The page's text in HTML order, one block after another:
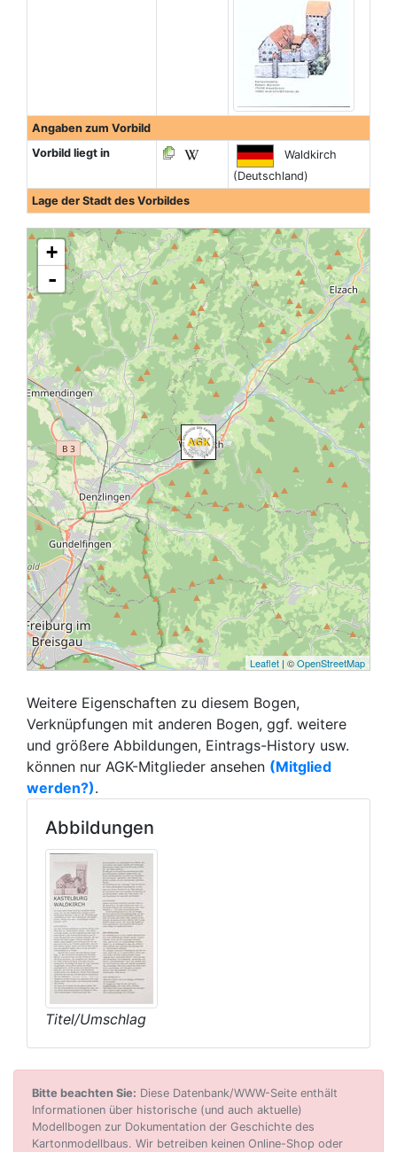
Angaben zum Vorbild
Vorbild liegt in
Waldkirch
(Deutschland)
Lage der Stadt des Vorbildes
+
-
Leaflet | ©OpenStreetMap
Weitere Eigenschaften zu diesem Bogen,
Verknüpfungen mit anderen Bogen, ggf. weitere
und größere Abbildungen, Eintrags-History usw.
können nur AGK-Mitglieder ansehen (Mitglied
werden?).
Abbildungen
Titel/Umschlag
Bitte beachten Sie: Diese Datenbank/WWW-Seite enthält
Informationen über historische (und auch aktuelle)
Modellbogen zur Dokumentation der Geschichte des
Kartonmodellbaus. Wir betreiben keinen Online-Shop oder